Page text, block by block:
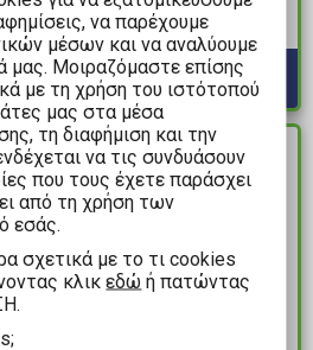
ΔΙΑΘΕΣΙΜΟ
να παρέχουμε
μέσων και να αναλύουμε
μας. Μοιραζόμαστε επίσης
με τη χρήση του ιστότοπού
μας στα μέσα
τη διαφήμιση και την
να τις συνδυάσουν
που τους έχετε παράσχει
από τη χρήση των
εσάς.
σχετικά με το τι cookies
κλικεδώ ή πατώντας